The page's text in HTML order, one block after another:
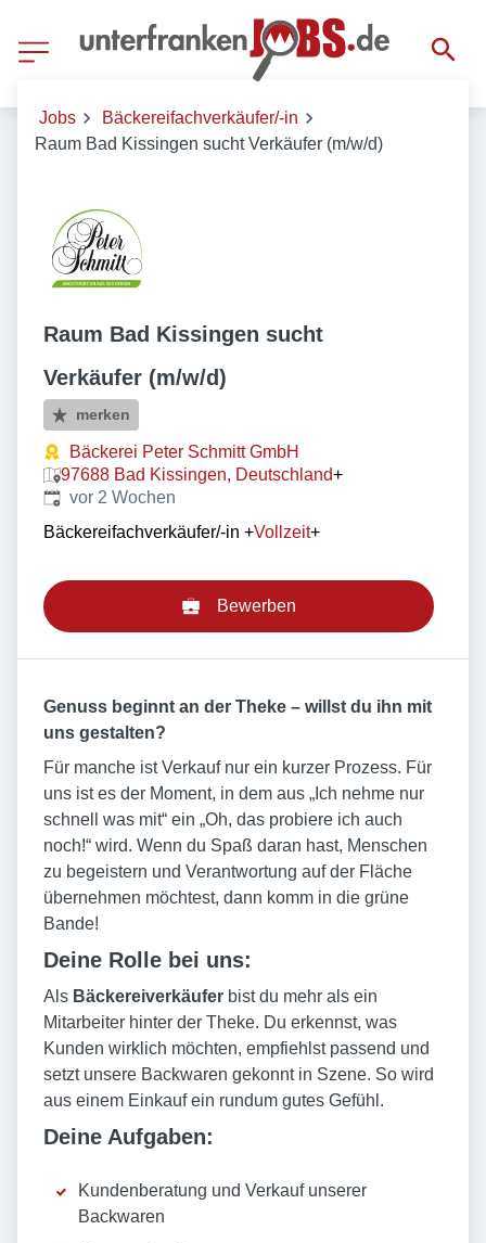
Jobs
Bäckereifachverkäufer/-in
Raum Bad Kissingen sucht Verkäufer (m/w/d)
Raum Bad Kissingen sucht
Verkäufer (m/w/d)
merken
Bäckerei Peter Schmitt GmbH
97688 Bad Kissingen, Deutschland+
Veröffentlicht:
vor 2 Wochen
Bäckereifachverkäufer/-in +Vollzeit+
Bewerben
Genuss beginnt an der Theke – willst du ihn mit
uns gestalten?
Für manche ist Verkauf nur ein kurzer Prozess. Für
uns ist es der Moment, in dem aus „Ich nehme nur
schnell was mit“ ein „Oh, das probiere ich auch
noch!“ wird. Wenn du Spaß daran hast, Menschen
zu begeistern und Verantwortung auf der Fläche
übernehmen möchtest, dann komm in die grüne
Bande!
Deine Rolle bei uns:
Als Bäckereiverkäufer bist du mehr als ein
Mitarbeiter hinter der Theke. Du erkennst, was
Kunden wirklich möchten, empfiehlst passend und
setzt unsere Backwaren gekonnt in Szene. So wird
aus einem Einkauf ein rundum gutes Gefühl.
Deine Aufgaben:
Kundenberatung und Verkauf unserer
Backwaren